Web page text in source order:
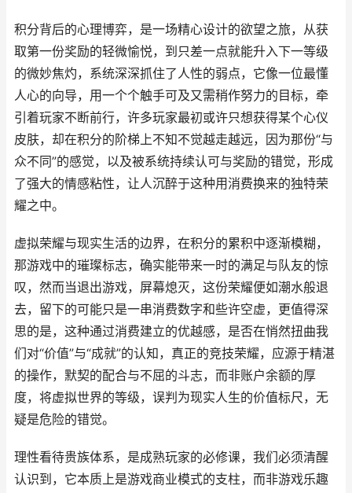
积分背后的心理博弈，是一场精心设计的欲望之旅，从获
取第一份奖励的轻微愉悦，到只差一点就能升入下一等级
的微妙焦灼，系统深深抓住了人性的弱点，它像一位最懂
人心的向导，用一个个触手可及又需稍作努力的目标，牵
引着玩家不断前行，许多玩家最初或许只想获得某个心仪
皮肤，却在积分的阶梯上不知不觉越走越远，因为那份“与
众不同”的感觉，以及被系统持续认可与奖励的错觉，形成
了强大的情感粘性，让人沉醉于这种用消费换来的独特荣
耀之中。
虚拟荣耀与现实生活的边界，在积分的累积中逐渐模糊，
那游戏中的璀璨标志，确实能带来一时的满足与队友的惊
叹，然而当退出游戏，屏幕熄灭，这份荣耀便如潮水般退
去，留下的可能只是一串消费数字和些许空虚，更值得深
思的是，这种通过消费建立的优越感，是否在悄然扭曲我
们对“价值”与“成就”的认知，真正的竞技荣耀，应源于精湛
的操作，默契的配合与不屈的斗志，而非账户余额的厚
度，将虚拟世界的等级，误判为现实人生的价值标尺，无
疑是危险的错觉。
理性看待贵族体系，是成熟玩家的必修课，我们必须清醒
认识到，它本质上是游戏商业模式的支柱，而非游戏乐趣